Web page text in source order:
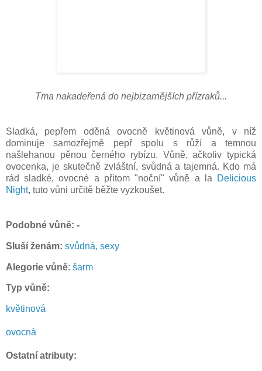
Tma nakadeřená do nejbizarnějších přízraků...
Sladká, pepřem oděná ovocně květinová vůně, v níž
dominuje samozřejmě pepř spolu s růží a temnou
našlehanou pěnou černého rybízu. Vůně, ačkoliv typická
ovocenka, je skutečně zvláštní, svůdná a tajemná. Kdo má
rád sladké, ovocné a přitom "noční" vůně a la
Delicious
Night, tuto vůni určitě běžte vyzkoušet.
Podobné vůně: -
Sluší ženám: svůdná, sexy
Alegorie vůně: šarm
Typ vůně:
květinová
ovocná
Ostatní atributy: